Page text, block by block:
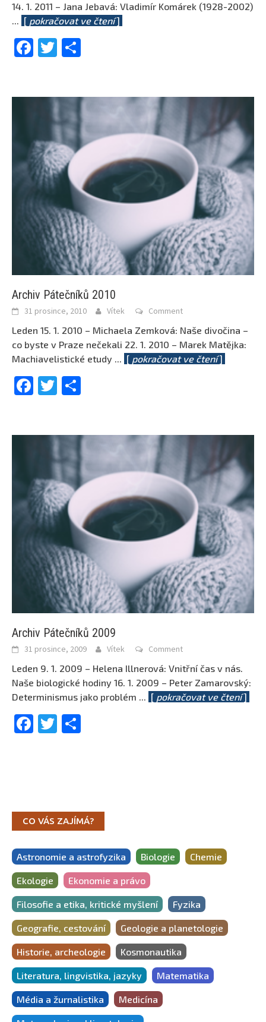
14. 1. 2011 – Jana Jebavá: Vladimír Komárek (1928-2002)
... [ pokračovat ve čtení]
Facebook
Twitter
Archiv Pátečníků 2010
31 prosince, 2010 Vítek Comment
Leden 15. 1. 2010 – Michaela Zemková: Naše divočina –
co byste v Praze nečekali 22. 1. 2010 – Marek Matějka:
Machiavelistické etudy ... [ pokračovat ve čtení]
Facebook
Twitter
Archiv Pátečníků 2009
31 prosince, 2009 Vítek Comment
Leden 9. 1. 2009 – Helena Illnerová: Vnitřní čas v nás.
Naše biologické hodiny 16. 1. 2009 – Peter Zamarovský:
Determinismus jako problém ... [ pokračovat ve čtení]
Facebook
Twitter
CO VÁS ZAJÍMÁ?
Astronomie a astrofyzika Biologie Chemie
Ekologie Ekonomie a právo
Filosofie a etika, kritické myšlení Fyzika
Geografie, cestování Geologie a planetologie
Historie, archeologie Kosmonautika
Literatura, lingvistika, jazyky Matematika
Média a žurnalistika Medicína